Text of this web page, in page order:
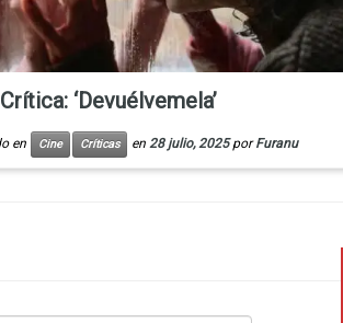
Crítica: ‘Devuélvemela’
en Cine Críticas en 28 julio, 2025 porFuranu